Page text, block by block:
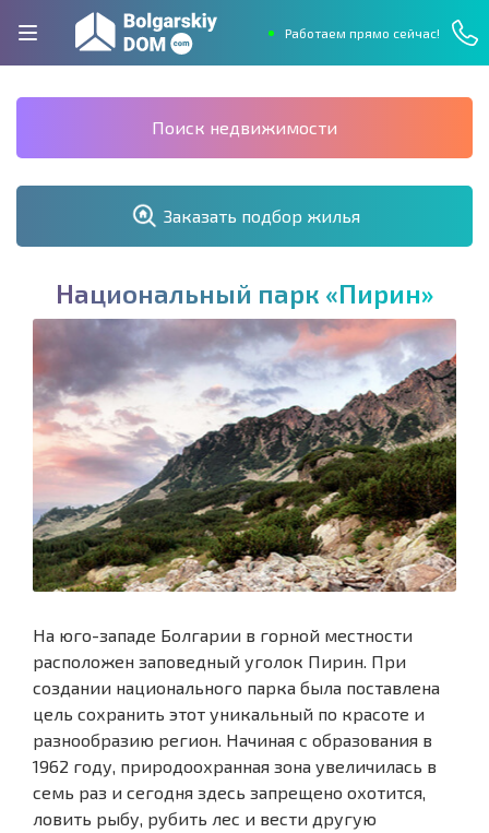
Работаем прямо сейчас!
Поиск недвижимости
Заказать подбор жилья
Национальный парк «Пирин»
На юго-западе Болгарии в горной местности
расположен заповедный уголок Пирин. При
создании национального парка была поставлена
цель сохранить этот уникальный по красоте и
разнообразию регион. Начиная с образования в
1962 году, природоохранная зона увеличилась в
семь раз и сегодня здесь запрещено охотится,
ловить рыбу, рубить лес и вести другую